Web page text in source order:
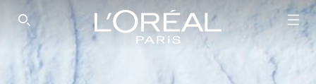
SEARCH THIS SITE